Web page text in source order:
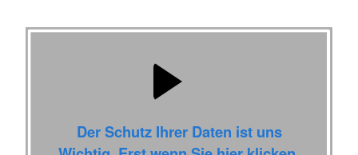
Der Schutz Ihrer Daten ist uns